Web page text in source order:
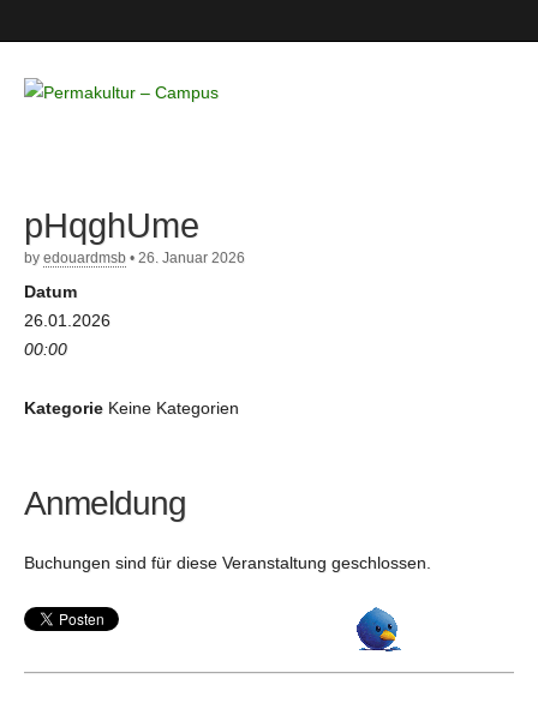
– Campus
pHqghUme
by edouardmsb • 26. Januar 2026
Datum
26.01.2026
00:00
Kategorie Keine Kategorien
Anmeldung
Buchungen sind für diese Veranstaltung geschlossen.